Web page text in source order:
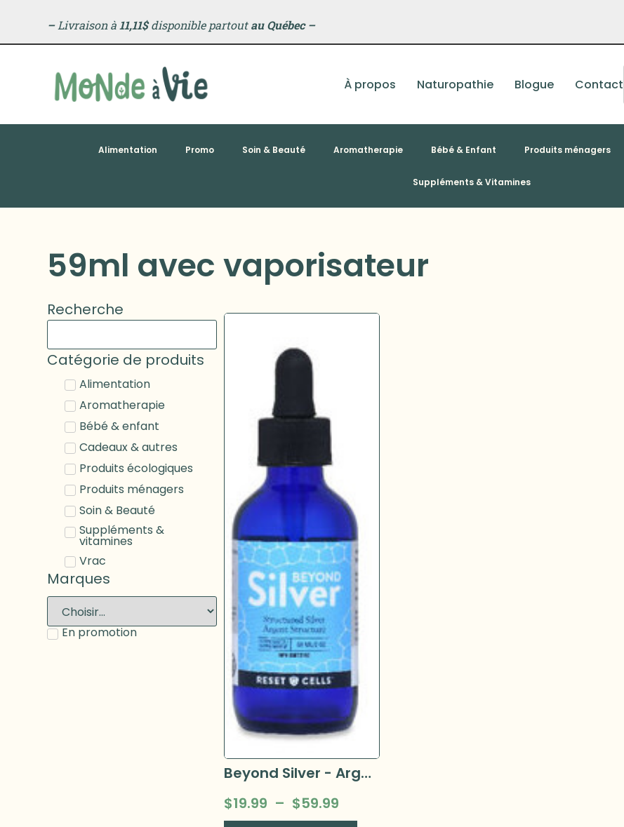
–Livraison à 11,11$disponible partoutau Québec –
À propos Naturopathie Blogue Contact
Alimentation Promo Soin & Beauté Aromatherapie Bébé & Enfant Produits ménagers
Suppléments & Vitamines
59ml avec vaporisateur
Recherche
Catégorie de produits
Alimentation
Aromatherapie
Bébé & enfant
Cadeaux & autres
Produits écologiques
Produits ménagers
Soin & Beauté
Suppléments &
vitamines
Vrac
Marques
En promotion
Beyond Silver - Argent structuré 15ppm
$19.99 – $59.99